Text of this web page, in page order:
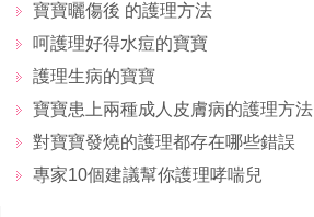
寶寶曬傷後 的護理方法
呵護理好得水痘的寶寶
護理生病的寶寶
寶寶患上兩種成人皮膚病的護理方法
對寶寶發燒的護理都存在哪些錯誤
專家10個建議幫你護理哮喘兒